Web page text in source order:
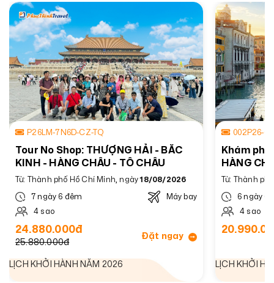
P26LM-7N6D-CZ-TQ
Tour No Shop: THƯỢNG HẢI - BẮC
KINH - HÀNG CHÂU - TÔ CHÂU
Từ: Thành phố Hồ Chí Minh, ngày18/08/2026
7 ngày 6 đêm
Máy bay
4 sao
24.880.000đ
25.880.000đ Đặt ngay
LỊCH KHỞI HÀNH NĂM 2026
002P26-
Khám
HÀNG
VÔ TÍCH
Từ: Thành
6 ngày 6
4 sao
LỊCH KHỞI